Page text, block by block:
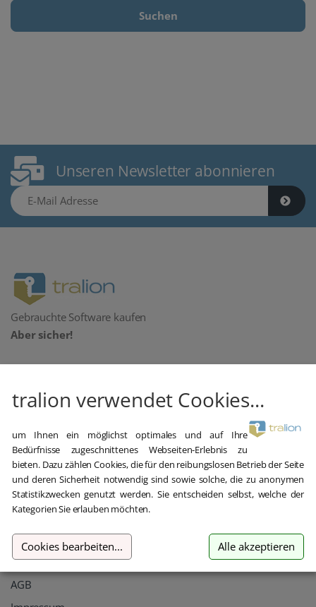
Suchen
Unseren Newsletter abonnieren
E-Mail Adresse
Gebrauchte Software kaufen
Aber sicher!
54296 Trier
+49 651 / 209 897 22
hilfe@tralion.de
Informationen
Kontakt
Datenschutz
AGB
tralion verwendet Cookies...
um Ihnen ein möglichst optimales und auf Ihre
Bedürfnisse zugeschnittenes Webseiten-Erlebnis zu
bieten. Dazu zählen Cookies, die für den reibungslosen Betrieb der Seite
und deren Sicherheit notwendig sind sowie solche, die zu anonymen
Statistikzwecken genutzt werden. Sie entscheiden selbst, welche der
Kategorien Sie erlauben möchten.
Cookies bearbeiten... Alle akzeptieren